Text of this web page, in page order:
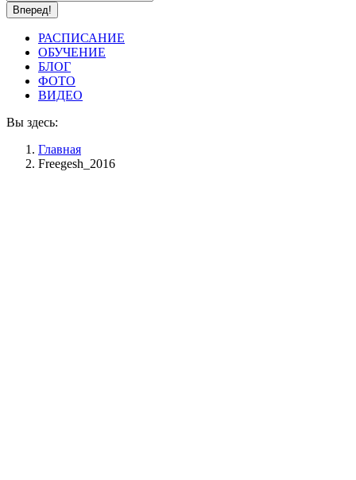
РАСПИСАНИЕ
ОБУЧЕНИЕ
БЛОГ
ФОТО
ВИДЕО
Вы здесь:
Главная
Freegesh_2016